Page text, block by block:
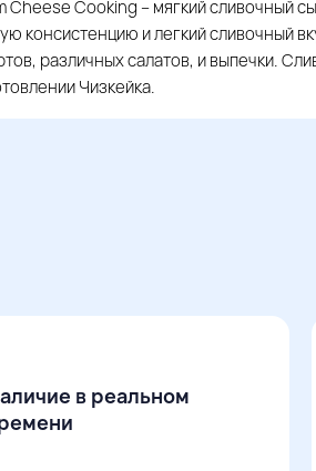
Cheese Cooking – мягкий сливочный
консистенцию и легкий сливочный
различных салатов, и выпечки.
Чизкейка.
в реальном